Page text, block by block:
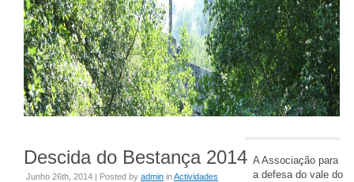
Descida do Bestança 2014
Junho 26th, 2014 | Posted by admin inActividades
A Associação para
a defesa do vale do